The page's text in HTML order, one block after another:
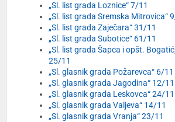
„Sl. list grada Loznice“ 7/11
„Sl. list grada Sremska Mitrovica“
„Sl. list grada Zaječara“ 31/11
„Sl. list grada Subotice“ 61/11
„Sl. list grada Šapca i opšt.
25/11
„Sl. glasnik grada Požarevca“ 6/11
„Sl. glasnik grada Jagodina“ 12/11
„Sl. glasnik grada Leskovca“ 24/11
„Sl. glasnik grada Valjeva“ 14/11
„Sl. glasnik grada Vranja“ 23/11